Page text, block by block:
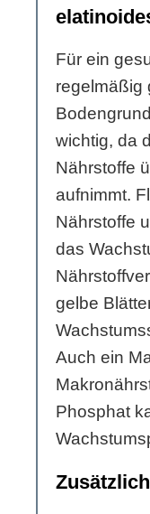
Für ein
regelmäßig
wichtig, da
Nährstoffe
aufnimmt.
Nährstoffe
das
gelbe
Auch ein
Phosphat